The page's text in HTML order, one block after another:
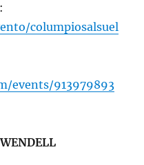
columpiosalsuel
events/913979893